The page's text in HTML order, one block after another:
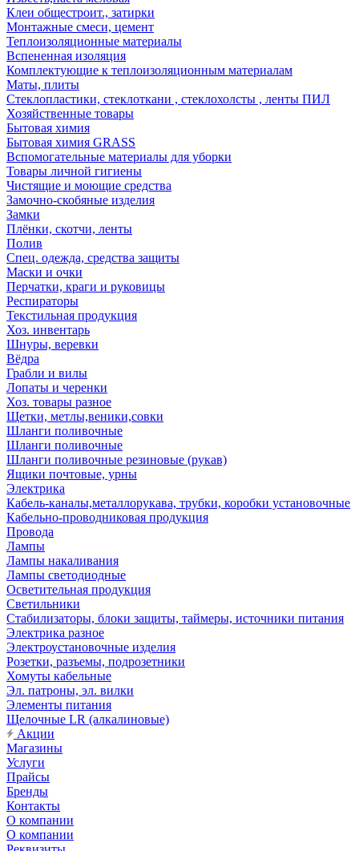
Клеи общестроит., затирки
Монтажные смеси, цемент
Теплоизоляционные материалы
Вспененная изоляция
Комплектующие к теплоизоляционным материалам
Маты, плиты
Стеклопластики, стеклоткани , стеклохолсты , ленты ПИЛ
Хозяйственные товары
Бытовая химия
Бытовая химия GRASS
Вспомогательные материалы для уборки
Товары личной гигиены
Чистящие и моющие средства
Замочно-скобяные изделия
Замки
Плёнки, скотчи, ленты
Полив
Спец. одежда, средства защиты
Маски и очки
Перчатки, краги и руковицы
Респираторы
Текстильная продукция
Хоз. инвентарь
Шнуры, веревки
Вёдра
Грабли и вилы
Лопаты и черенки
Хоз. товары разное
Щетки, метлы,веники,совки
Шланги поливочные
Шланги поливочные
Шланги поливочные резиновые (рукав)
Ящики почтовые, урны
Электрика
Кабель-каналы,металлорукава, трубки, коробки установочные
Кабельно-проводниковая продукция
Провода
Лампы
Лампы накаливания
Лампы светодиодные
Осветительная продукция
Светильники
Стабилизаторы, блоки защиты, таймеры, источники питания
Электрика разное
Электроустановочные изделия
Розетки, разъемы, подрозетники
Хомуты кабельные
Эл. патроны, эл. вилки
Элементы питания
Щелочные LR (алкалиновые)
Акции
Магазины
Услуги
Прайсы
Бренды
Контакты
О компании
О компании